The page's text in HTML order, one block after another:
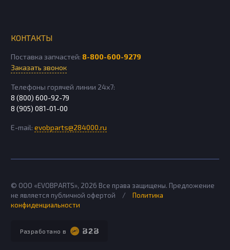
КОНТАКТЫ
Поставка запчастей: 8-800-600-9279
Заказать звонок
Телефоны горячей линии 24х7:
8 (800) 600-92-79
8 (905) 081-01-00
E-mail: evobparts@284000.ru
Разработано в
© ООО «EVOBPARTS», 2026 Все права защищены. Предложение
не является публичной офертой
/
Политика
конфиденциальности